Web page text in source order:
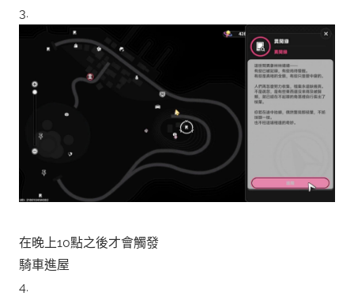
3.
在晚上10點之後才會觸發
騎車進屋
4.